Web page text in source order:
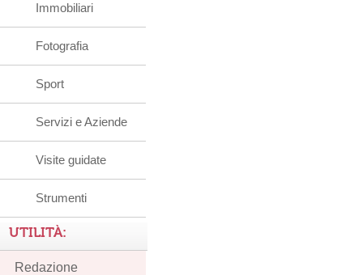
Immobiliari
Fotografia
Sport
Servizi e Aziende
Visite guidate
Strumenti
UTILITÀ:
Redazione